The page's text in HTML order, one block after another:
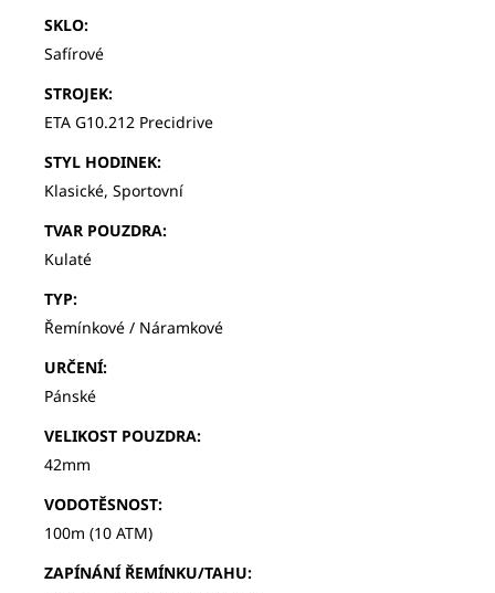
SKLO:
Safírové
STROJEK:
ETA G10.212 Precidrive
STYL HODINEK:
Klasické, Sportovní
TVAR POUZDRA:
Kulaté
TYP:
Řemínkové / Náramkové
URČENÍ:
Pánské
VELIKOST POUZDRA:
42mm
VODOTĚSNOST:
100m (10 ATM)
ZAPÍNÁNÍ ŘEMÍNKU/TAHU: